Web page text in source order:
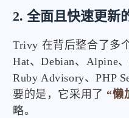
2. 全面且快速更新
Trivy 在背后整合了多
Hat、Debian、Alpine
Ruby Advisory、PHP
要的是，它采用了 “懒
略。